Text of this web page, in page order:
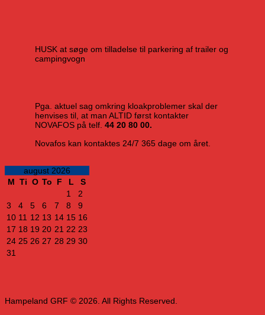
HUSK at søge om tilladelse til parkering af trailer og
campingvogn
Pga. aktuel sag omkring kloakproblemer skal der
henvises til, at man ALTID først kontakter
NOVAFOS på telf. 44 20 80 00.
Novafos kan kontaktes 24/7 365 dage om året.
august 2026
M Ti O To F L
S
1
2
3
4 5 6 7 8
9
10 11 12 13 14 15 16
17 18 19 20 21 22 23
24 25 26 27 28 29 30
31
Hampeland GRF © 2026. All Rights Reserved.